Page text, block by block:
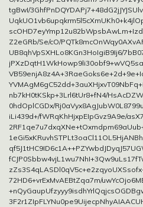
tgBwI/
Z2eGRb/Se/cO/
UB8qhVpSXHLo8KGn3HoIgiB9Ij6/
nb7kH0tKSkp+3Lrl6tUr8+fN4/
0hdOplCGDx/
iLi439d+/fWRqKhHjxpEIpGvz9A9e/
72HD6+vrExMvAEBtZqa7m/